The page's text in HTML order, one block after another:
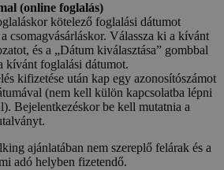
(online foglalás)
kötelező foglalási dátumot
csomagvásárláskor. Válassza ki a kívánt
és a „Dátum kiválasztása” gombbal
kívánt foglalási dátumot.
kifizetése után kap egy azonosítószámot
(nem kell külön kapcsolatba lépni
Bejelentkezéskor be kell mutatnia a
ajánlatában nem szereplő felárak és a
adó helyben fizetendő.